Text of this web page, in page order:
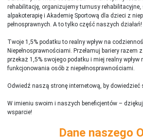
rehabilitację, organizujemy turnusy rehabilitacyjne,
alpakoterapię i Akademię Sportową dla dzieci z
pełnosprawnych. A to tylko część naszych działań!
Twoje 1,5% podatku to realny wpływ na
Niepełnosprawnościami. Przełamuj bariery razem
przekaż 1,5% swojego podatku i miej realny wpływ
funkcjonowania osób z niepełnosprawnościami.
Odwiedź naszą stronę internetową, by dowiedzieć
W imieniu swoim i naszych beneficjentów –
wsparcie!
Dane naszego